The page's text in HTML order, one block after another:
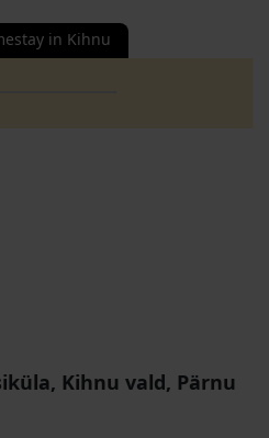
in Kihnu
Kihnu vald, Pärnu